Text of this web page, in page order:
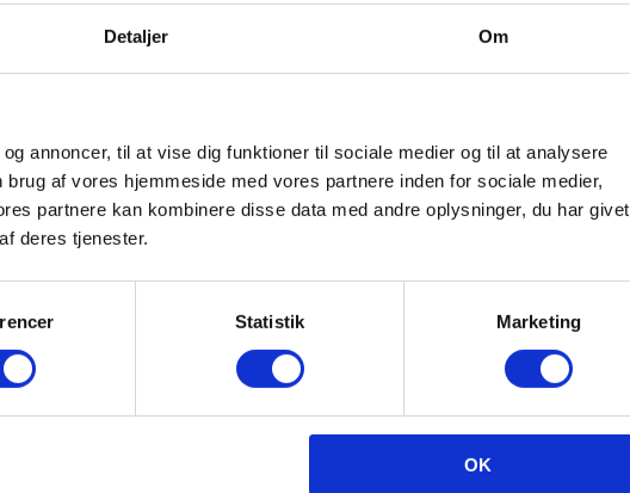
Detaljer Om
annoncer, til at vise dig funktioner til sociale medier og til at analysere
af vores hjemmeside med vores partnere inden for sociale medier,
partnere kan kombinere disse data med andre oplysninger, du har givet
deres tjenester.
Statistik Marketing
OK